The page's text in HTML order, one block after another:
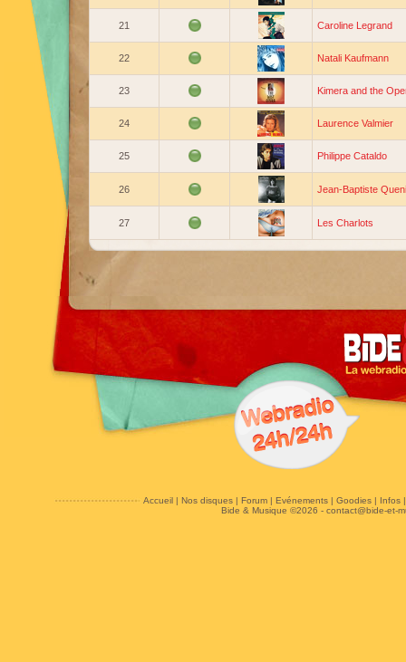
21 Caroline Legrand
22 Natali Kaufmann
23 Kimera and the
24 Laurence Valmier
25 Philippe Cataldo
26 Jean-Baptiste
27 Les Charlots
Accueil| Nos disques| Forum| Evénements| Goodies| Infos
Bide & Musique ©2026 - contact@bide-et-